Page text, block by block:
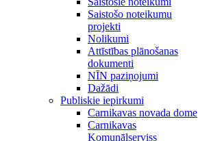
Saistošo noteikumu
projekti
Nolikumi
Attīstības plānošanas
dokumenti
NĪN paziņojumi
Dažādi
Publiskie iepirkumi
Carnikavas novada dome
Carnikavas
Komunālserviss